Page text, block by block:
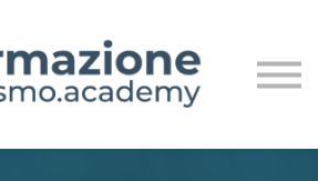
STREAM
ACCEDI